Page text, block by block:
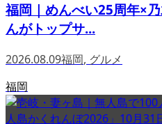
福岡｜めんべい25周年×
んがトップサ...
2026.08.09福岡, グルメ
福岡